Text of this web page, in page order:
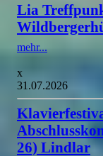
Lia
mehr...
x
31.07.2026
26) Lindlar